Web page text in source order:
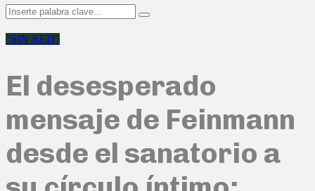
Search
for:
Search
"SIN RED"
El desesperado
mensaje de Feinmann
desde el sanatorio a